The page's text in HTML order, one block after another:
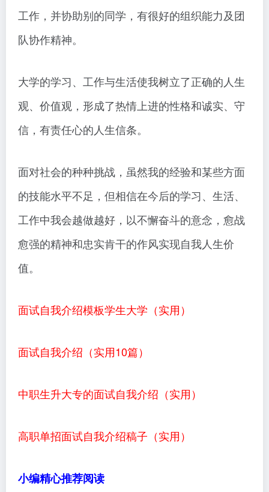
工作，并协助别的同学，有很好的组织能力及团
队协作精神。
大学的学习、工作与生活使我树立了正确的人生
观、价值观，形成了热情上进的性格和诚实、守
信，有责任心的人生信条。
面对社会的种种挑战，虽然我的经验和某些方面
的技能水平不足，但相信在今后的学习、生活、
工作中我会越做越好，以不懈奋斗的意念，愈战
愈强的精神和忠实肯干的作风实现自我人生价
值。
面试自我介绍模板学生大学（实用）
面试自我介绍（实用10篇）
中职生升大专的面试自我介绍（实用）
高职单招面试自我介绍稿子（实用）
小编精心推荐阅读